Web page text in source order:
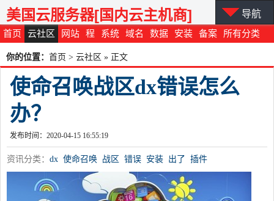
首页 云社区 网站 程 系统 域名 数据 安装 备案 所有分类
美国云服务器[国内云主机商] 导航
你的位置： 首页 > 云社区 » 正文
使命召唤战区dx错误怎么
办？
发布时间：2020-04-15 16:55:19
资讯分类： dx 使命召唤 战区 错误 安装 出了 插件